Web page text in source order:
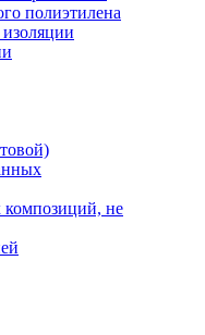
полиэтилена
композиций, не